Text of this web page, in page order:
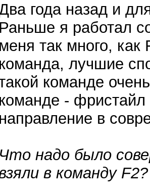
года назад и
Раньше я работал
меня так много,
команда, лучшие
команде
команде -
направление в
Что надо было
в команду F2?